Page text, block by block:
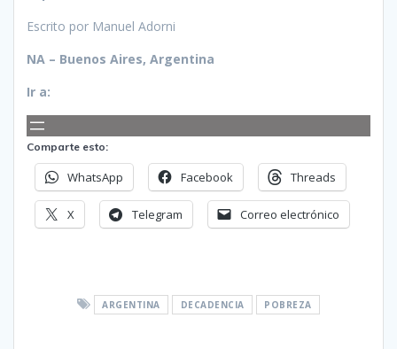
Escrito por Manuel Adorni
NA – Buenos Aires, Argentina
Ir a:
Comparte esto:
WhatsApp Facebook Threads
X Telegram Correo electrónico
ARGENTINA DECADENCIA POBREZA